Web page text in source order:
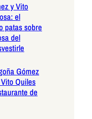
y Vito
el
patas sobre
del
Gómez
Quiles
de